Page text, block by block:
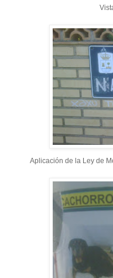
Aplicación de la Ley de